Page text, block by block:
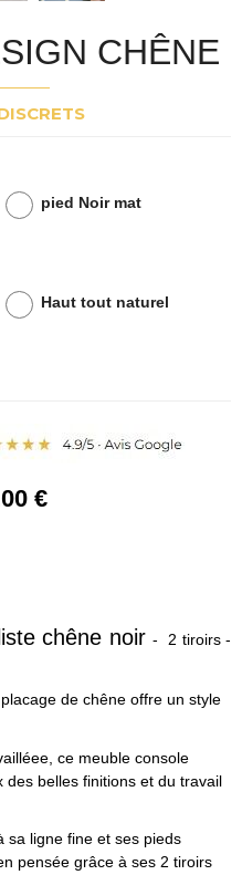
CHÊNE
pied Noir mat
Haut tout naturel
€
chêne noir- 2 tiroirs -
de chêne offre un style
ce meuble console
belles finitions et du travail
sa ligne fine et ses pieds
pensée grâce à ses 2 tiroirs